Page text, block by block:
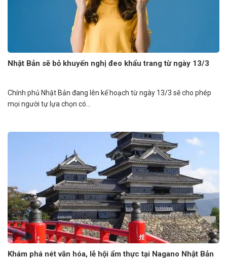
Nhật Bản sẽ bỏ khuyến nghị đeo khẩu trang từ ngày 13/3
Chính phủ Nhật Bản đang lên kế hoạch từ ngày 13/3 sẽ cho phép
mọi người tự lựa chọn có...
Khám phá nét văn hóa, lễ hội ẩm thực tại Nagano Nhật Bản